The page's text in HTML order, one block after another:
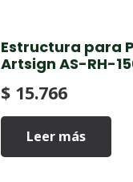
Estructura para
Artsign AS-RH-
$15.766
Leer más